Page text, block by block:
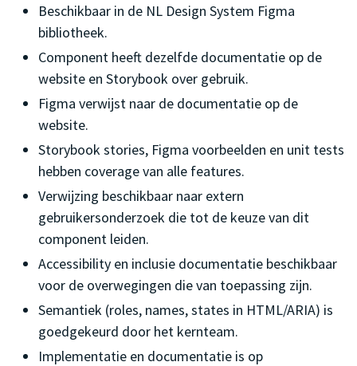
Beschikbaar in de NL Design System Figma
bibliotheek.
Component heeft dezelfde documentatie op de
website en Storybook over gebruik.
Figma verwijst naar de documentatie op de
website.
Storybook stories, Figma voorbeelden en unit tests
hebben coverage van alle features.
Verwijzing beschikbaar naar extern
gebruikersonderzoek die tot de keuze van dit
component leiden.
Accessibility en inclusie documentatie beschikbaar
voor de overwegingen die van toepassing zijn.
Semantiek (roles, names, states in HTML/ARIA) is
goedgekeurd door het kernteam.
Implementatie en documentatie is op